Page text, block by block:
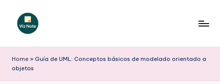
Saltar
iz
N
Home » Guía de UML: Conceptos básicos de modelado orientado a
objetos